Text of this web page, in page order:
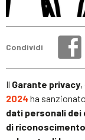
Condividi
Il Garante privacy,
2024 ha
dati personali dei
di